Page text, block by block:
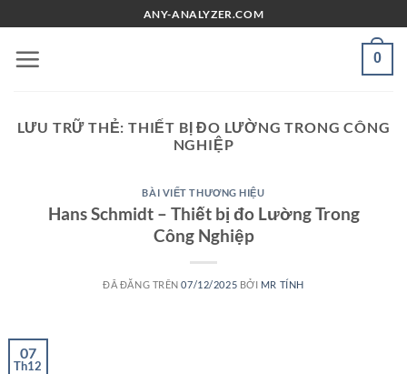
đến
nội
ANY-ANALYZER.COM
0
LƯU TRỮ THẺ: THIẾT BỊ ĐO LƯỜNG TRONG CÔNG
NGHIỆP
BÀI VIẾT THƯƠNG HIỆU
Hans Schmidt – Thiết bị đo Lường Trong
Công Nghiệp
ĐÃ ĐĂNG TRÊN07/12/2025 BỞI MR TÍNH
07
Th12